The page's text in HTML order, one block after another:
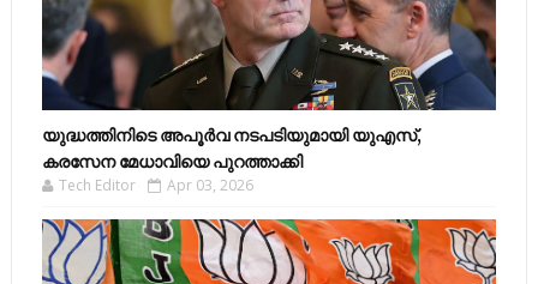
യുദ്ധത്തിനിടെ അപൂർവ നടപടിയുമായി യുഎസ്,
കരസേന മേധാവിയെ പുറത്താക്കി
Tech Editor Apr 03, 2026